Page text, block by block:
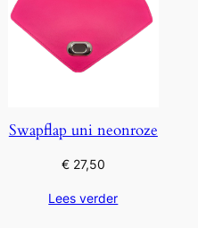
Swapflap uni neonroze
€27,50
Lees verder